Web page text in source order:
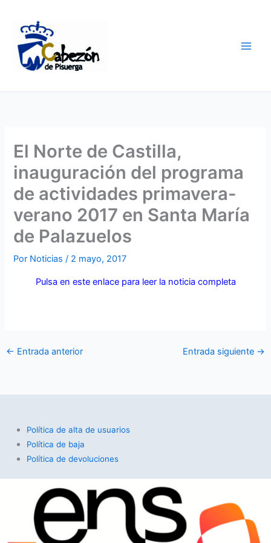
contenido
El Norte de Castilla,
inauguración del programa
de actividades primavera-
verano 2017 en Santa María
de Palazuelos
Por Noticias/ 2 mayo, 2017
Pulsa en este enlace para leer la noticia completa
← Entrada anterior Entrada siguiente →
Política de alta de usuarios
Política de baja
Política de devoluciones